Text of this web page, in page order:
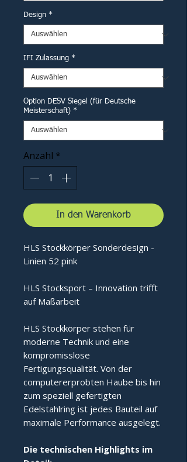
Design *
IFI Zulassung *
Option DESV Siegel (für Deutsche
Meisterschaft) *
Anzahl *
In den Warenkorb
HLS Stockkörper Sonderdesign -
Linien 52 pink
HLS Stocksport – Innovation trifft
auf Maßarbeit
HLS Stockkörper stehen für
moderne Technik und eine
kompromisslose
Fertigungsqualität. Von der
computererprobten Haube bis hin
zum speziell gefertigten
Edelstahlring ist jedes Bauteil auf
maximale Performance ausgelegt.
Die technischen Highlights im